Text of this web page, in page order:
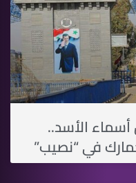
أسماء اﻷسد..
في “نصيب”